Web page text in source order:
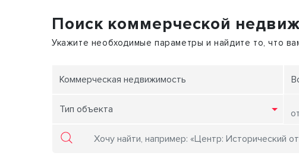
Офис
Торговое помещение
Склад
Земельный
Отдельное
Бизнес-центр
Поиск коммерческой
Укажите необходимые параметры и найдите то, что
Коммерческая недвижимость
Тип объекта